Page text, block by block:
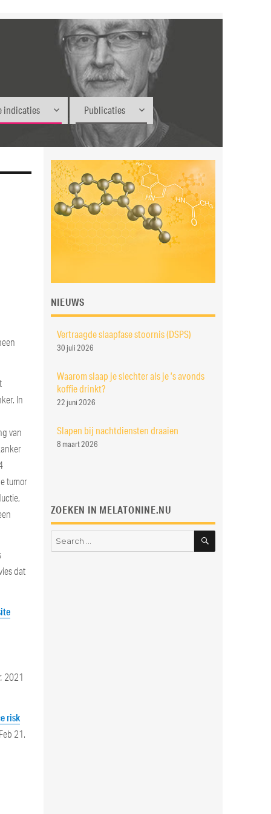
indicaties Publicaties
In
van
tumor
dat
2021
risk
21.
NIEUWS
Vertraagde slaapfase stoornis (DSPS)
30 juli 2026
Waarom slaap je slechter als je ’s avonds
koffie drinkt?
22 juni 2026
Slapen bij nachtdiensten draaien
8 maart 2026
ZOEKEN IN MELATONINE.NU
Search
for:
SEARCH